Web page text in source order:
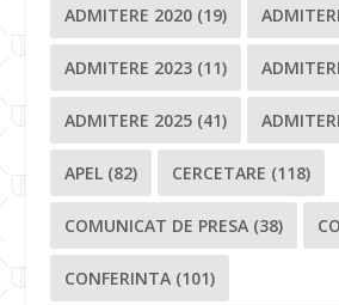
ADMITERE 2020 (19)
ADMITERE 2023 (11)
ADMITERE 2025 (41)
APEL (82) CERCETARE (118)
COMUNICAT DE PRESA (38)
CONFERINTA (101)